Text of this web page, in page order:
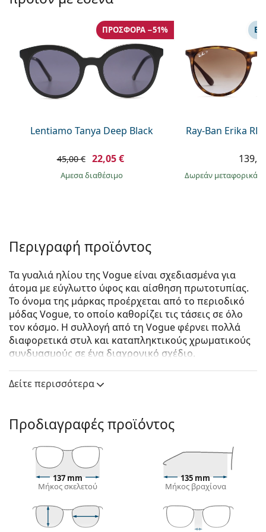
Persol
Όλες οι μάρκες
Lentiamo Tanya Deep Black
ΠΡΟΣΦΟΡΆ −51%
45,00 € 22,05 €
άμεσα διαθέσιμο
Ray-Ban Erika
Δωρεάν μεταφορικά
Περιγραφή προϊόντος
Τα γυαλιά ηλίου της Vogue είναι σχεδιασμένα για
άτομα με εύγλωττο ύφος και αίσθηση πρωτοτυπίας.
Το όνομα της μάρκας προέρχεται από το περιοδικό
μόδας Vogue, το οποίο καθορίζει τις τάσεις σε όλο
τον κόσμο. Η συλλογή από τη Vogue φέρνει πολλά
διαφορετικά στυλ και καταπληκτικούς χρωματικούς
συνδυασμούς σε ένα διαχρονικό σχέδιο.
Vogue 0VO 4180S 352/11 54είναι γυναικεία γυαλιά
ηλίου.
με τη λειτουργία του Εικονικού καθρέφτη του
Lentiamo.
Σκελετός γυαλιών ηλίου
Το μαύρο χρώμα του σκελετού ταιριάζει απόλυτα
με το δροσερό χρώμα του δέρματος και τα ανοιχτά
Οι στρογγυλοί σκελετοί γυαλιών ηλίουείναι
ιδανική επιλογή για όσους έχουν τετράγωνο ή
Δείτε περισσότερα
Προδιαγραφές προϊόντος
137 mm
Μήκος σκελετού
135 mm
Μήκος βραχίονα